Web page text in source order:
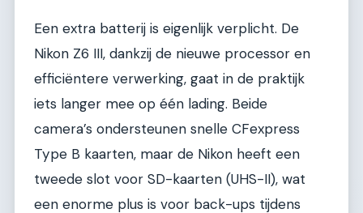
Een extra batterij is eigenlijk verplicht. De
Nikon Z6 III, dankzij de nieuwe processor en
efficiëntere verwerking, gaat in de praktijk
iets langer mee op één lading. Beide
camera’s ondersteunen snelle CFexpress
Type B kaarten, maar de Nikon heeft een
tweede slot voor SD-kaarten (UHS-II), wat
een enorme plus is voor back-ups tijdens